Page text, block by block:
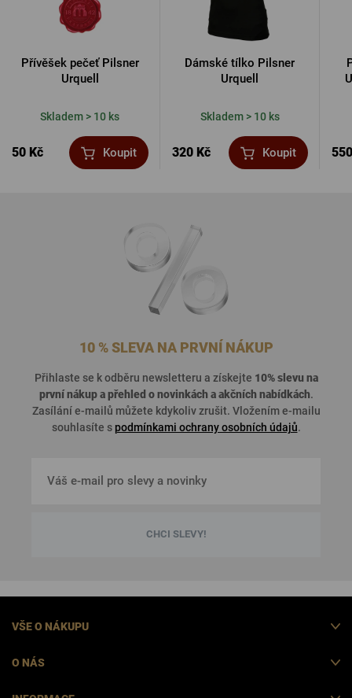
Přívěšek pečeť Pilsner
Urquell
Skladem > 10 ks
50 Kč Koupit
Dámské tílko Pilsner
Urquell
Skladem > 10 ks
320 Kč Koupit
10 % SLEVA NA PRVNÍ NÁKUP
Přihlaste se k odběru newsletteru a získejte 10% slevu na
první nákup a přehled o novinkách a akčních nabídkách.
Zasílání e-mailů můžete kdykoliv zrušit. Vložením e-mailu
souhlasíte s podmínkami ochrany osobních údajů.
CHCI SLEVY!
VŠE O NÁKUPU
O NÁS